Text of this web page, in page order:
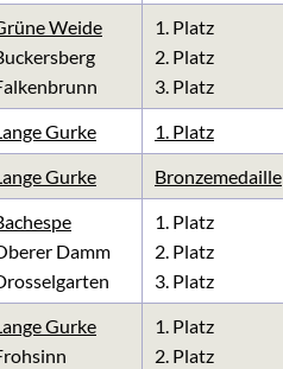
Weide
1. Platz
2. Platz
3. Platz
Gurke
1. Platz
Gurke
Bronzemedaille
Damm
1. Platz
2. Platz
3. Platz
Gurke
1. Platz
2. Platz